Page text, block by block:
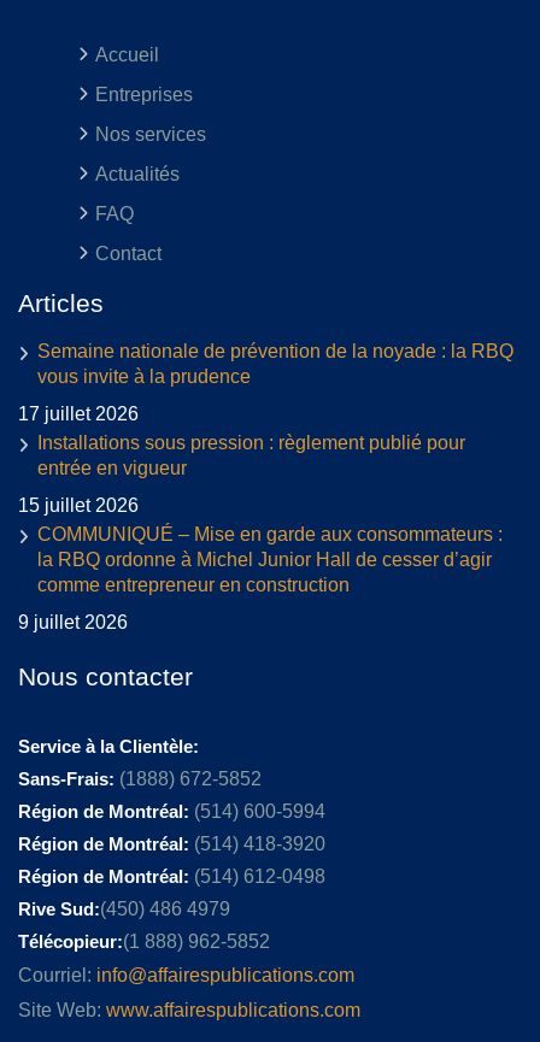
Accueil
Entreprises
Nos services
Actualités
FAQ
Contact
Articles
Semaine nationale de prévention de la noyade : la RBQ
vous invite à la prudence
17 juillet 2026
Installations sous pression : règlement publié pour
entrée en vigueur
15 juillet 2026
COMMUNIQUÉ – Mise en garde aux consommateurs :
la RBQ ordonne à Michel Junior Hall de cesser d’agir
comme entrepreneur en construction
9 juillet 2026
Nous contacter
Service à la Clientèle:
Sans-Frais: (1888) 672-5852
Région de Montréal: (514) 600-5994
Région de Montréal: (514) 418-3920
Région de Montréal: (514) 612-0498
Rive Sud:(450) 486 4979
Télécopieur:(1 888) 962-5852
Courriel: info@affairespublications.com
Site Web: www.affairespublications.com